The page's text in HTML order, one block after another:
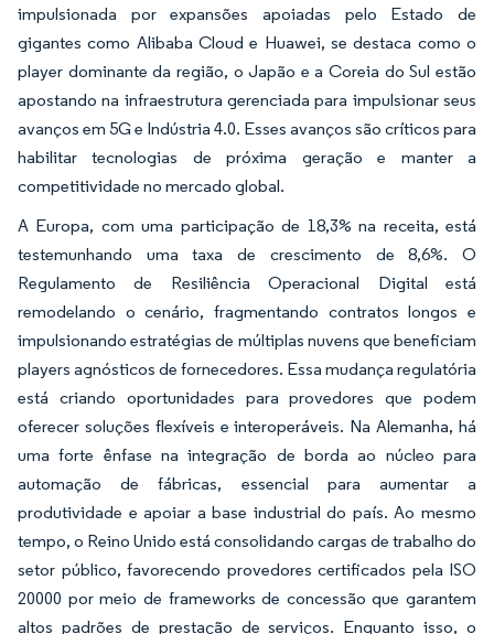
impulsionada por expansões apoiadas pelo Estado de
gigantes como Alibaba Cloud e Huawei, se destaca como o
player dominante da região, o Japão e a Coreia do Sul estão
apostando na infraestrutura gerenciada para impulsionar seus
avanços em 5G e Indústria 4.0. Esses avanços são críticos para
habilitar tecnologias de próxima geração e manter a
competitividade no mercado global.
A Europa, com uma participação de 18,3% na receita, está
testemunhando uma taxa de crescimento de 8,6%. O
Regulamento de Resiliência Operacional Digital está
remodelando o cenário, fragmentando contratos longos e
impulsionando estratégias de múltiplas nuvens que beneficiam
players agnósticos de fornecedores. Essa mudança regulatória
está criando oportunidades para provedores que podem
oferecer soluções flexíveis e interoperáveis. Na Alemanha, há
uma forte ênfase na integração de borda ao núcleo para
automação de fábricas, essencial para aumentar a
produtividade e apoiar a base industrial do país. Ao mesmo
tempo, o Reino Unido está consolidando cargas de trabalho do
setor público, favorecendo provedores certificados pela ISO
20000 por meio de frameworks de concessão que garantem
altos padrões de prestação de serviços. Enquanto isso, o